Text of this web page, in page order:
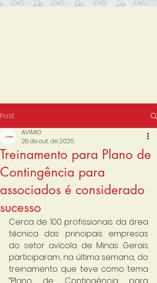
Post
Treinamento para Plano de
Contingência para
associados é considerado
sucesso
AVIMIG
28 de out. de 2025
Cerca de 100 profissionais da área
técnica das principais empresas
do setor avícola de Minas Gerais
participaram, na última semana, do
treinamento que teve como tema